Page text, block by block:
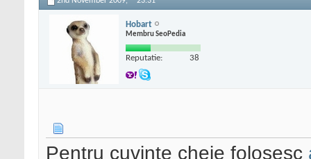
Hobart
Membru SeoPedia
Reputatie: 38
Pentru cuvinte cheie folosesc